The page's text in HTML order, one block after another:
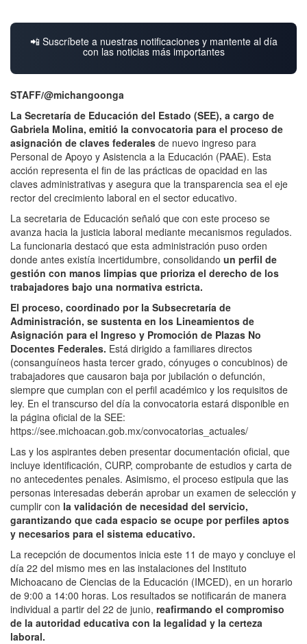
📲 Suscríbete a nuestras notificaciones y mantente al día
con las noticias más importantes
STAFF/@michangoonga
La Secretaría de Educación del Estado (SEE), a cargo de
Gabriela Molina, emitió la convocatoria para el proceso de
asignación de claves federales de nuevo ingreso para
Personal de Apoyo y Asistencia a la Educación (PAAE). Esta
acción representa el fin de las prácticas de opacidad en las
claves administrativas y asegura que la transparencia sea el eje
rector del crecimiento laboral en el sector educativo.
La secretaria de Educación señaló que con este proceso se
avanza hacia la justicia laboral mediante mecanismos regulados.
La funcionaria destacó que esta administración puso orden
donde antes existía incertidumbre, consolidando un perfil de
gestión con manos limpias que prioriza el derecho de los
trabajadores bajo una normativa estricta.
El proceso, coordinado por la Subsecretaría de
Administración, se sustenta en los Lineamientos de
Asignación para el Ingreso y Promoción de Plazas No
Docentes Federales. Está dirigido a familiares directos
(consanguíneos hasta tercer grado, cónyuges o concubinos) de
trabajadores que causaron baja por jubilación o defunción,
siempre que cumplan con el perfil académico y los requisitos de
ley. En el transcurso del día la convocatoria estará disponible en
la página oficial de la SEE:
https://see.michoacan.gob.mx/convocatorias_actuales/
Las y los aspirantes deben presentar documentación oficial, que
incluye identificación, CURP, comprobante de estudios y carta de
no antecedentes penales. Asimismo, el proceso estipula que las
personas interesadas deberán aprobar un examen de selección y
cumplir con la validación de necesidad del servicio,
garantizando que cada espacio se ocupe por perfiles aptos
y necesarios para el sistema educativo.
La recepción de documentos inicia este 11 de mayo y concluye el
día 22 del mismo mes en las instalaciones del Instituto
Michoacano de Ciencias de la Educación (IMCED), en un horario
de 9:00 a 14:00 horas. Los resultados se notificarán de manera
individual a partir del 22 de junio, reafirmando el compromiso
de la autoridad educativa con la legalidad y la certeza
laboral.